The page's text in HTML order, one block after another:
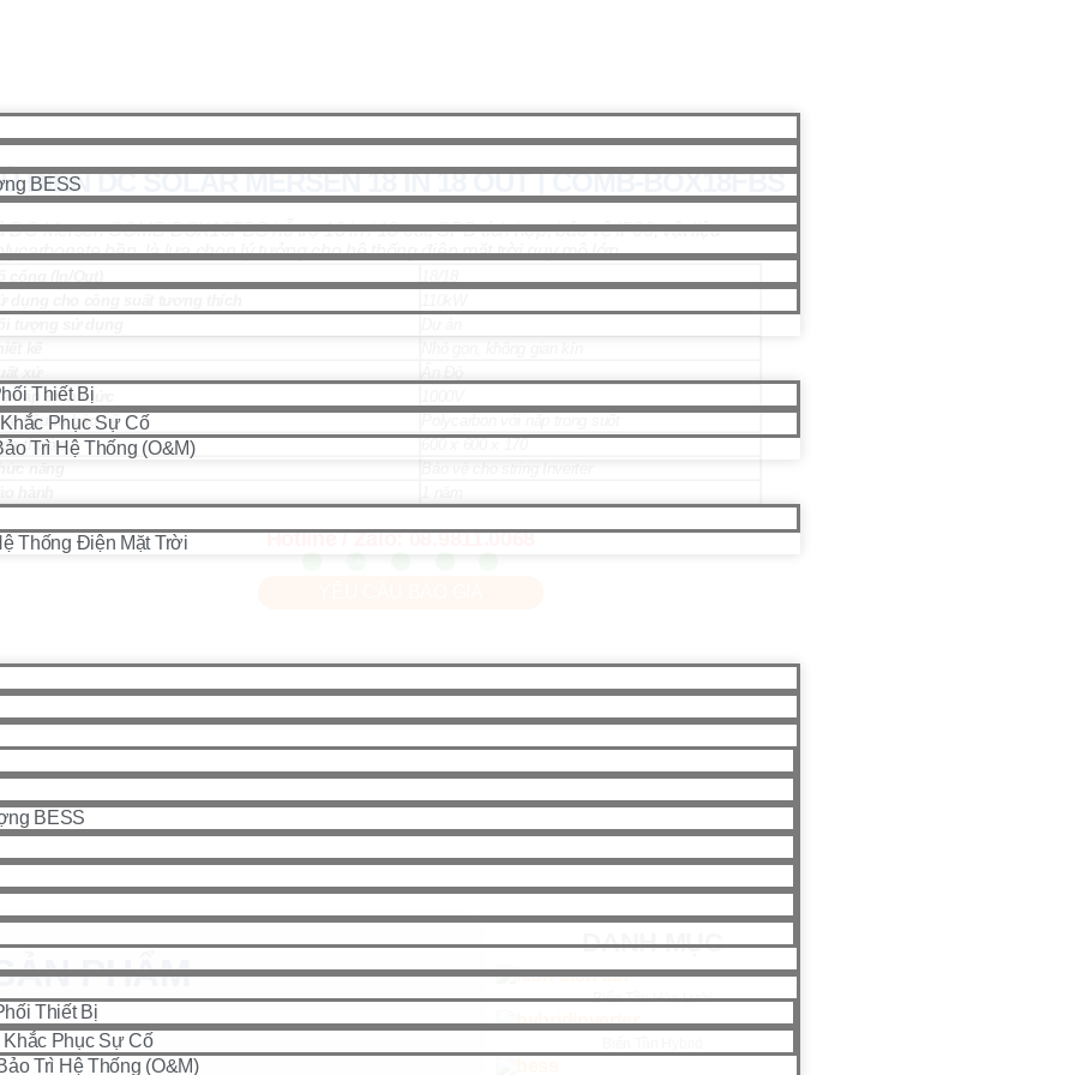
BESS
Thiết Bị
Phục Sự Cố
Trì Hệ Thống (O&M)
Thống Điện Mặt Trời
BESS
Thiết Bị
Phục Sự Cố
Trì Hệ Thống (O&M)
| COMB-BOX18FBS
ĐIỆN DC SOLAR MERSEN 18 IN 18 OUT | COMB-BOX18FBS
DC Mersen COMB-BOX18FBS hỗ trợ 18 in / 18 out, SPD tích hợp, bảo vệ IP66, vật liệu
bền, là lựa chọn lý tưởng cho hệ thống điện mặt trời quy mô lớn.
xứ
Ấn Độ
áp định mức
liệu tủ bảo vệ
thước
Bảo vệ cho string Inverter
Hotline / Zalo: 08.9811.0068
PHẨM
DANH MỤC
Biến Tần Hòa Lưới